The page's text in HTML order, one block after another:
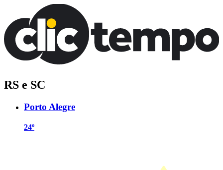
RS e SC
Porto Alegre
24º